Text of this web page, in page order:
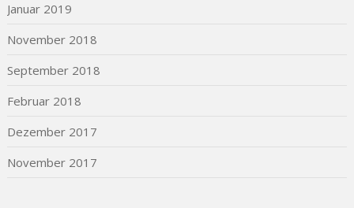
Januar 2019
November 2018
September 2018
Februar 2018
Dezember 2017
November 2017